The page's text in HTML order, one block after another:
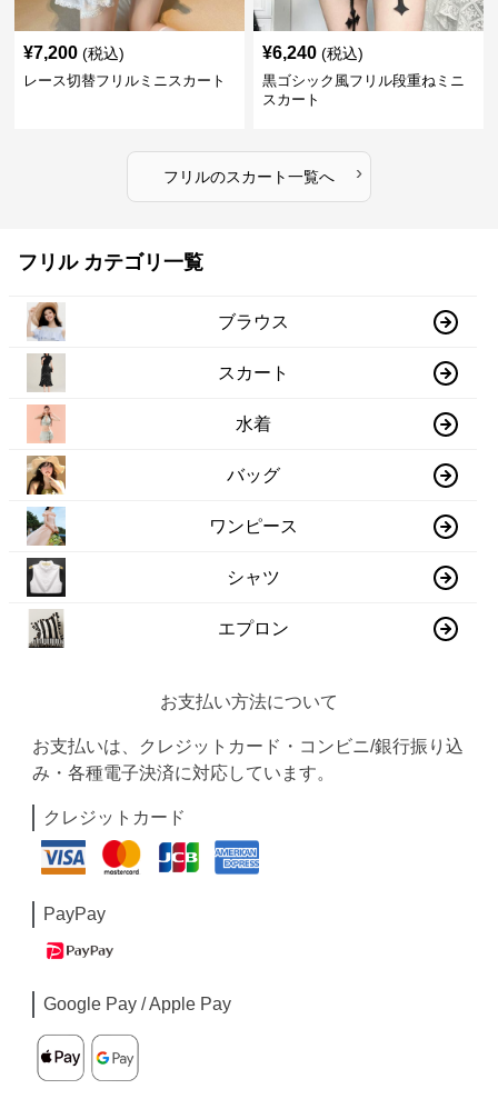
¥7,200 (税込)
レース切替フリルミニスカート
¥6,240 (税込)
黒ゴシック風フリル段重ねミニ
スカート
フリルのスカート一覧へ ›
フリル カテゴリ一覧
ブラウス
スカート
水着
バッグ
ワンピース
シャツ
エプロン
お支払い方法について
お支払いは、クレジットカード・コンビニ/銀行振り込
み・各種電子決済に対応しています。
クレジットカード
PayPay
Google Pay / Apple Pay